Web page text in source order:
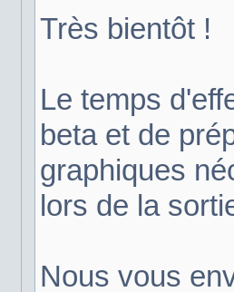
Très bientôt !
Le temps
beta et de
graphiques
lors de la
Nous vous